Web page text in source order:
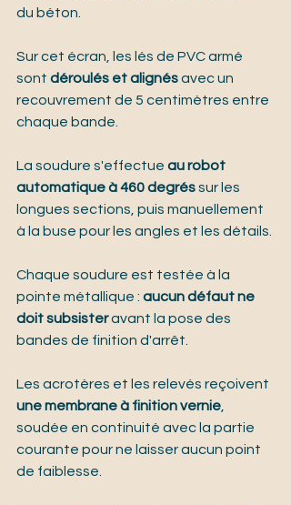
du béton.
Sur cet écran, les lés de PVC armé
sont déroulés et alignés avec un
recouvrement de 5 centimètres entre
chaque bande.
La soudure s'effectue au robot
automatique à 460 degrés sur les
longues sections, puis manuellement
à la buse pour les angles et les détails.
Chaque soudure est testée à la
pointe métallique : aucun défaut ne
doit subsister avant la pose des
bandes de finition d'arrêt.
Les acrotères et les relevés reçoivent
une membrane à finition vernie,
soudée en continuité avec la partie
courante pour ne laisser aucun point
de faiblesse.